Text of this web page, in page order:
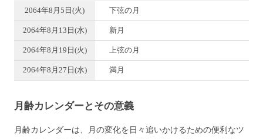
2064年8月5日(火) 下弦の月
2064年8月13日(水) 新月
2064年8月19日(火) 上弦の月
2064年8月27日(水) 満月
月齢カレンダーとその意義
月齢カレンダーは、月の変化を日々追いかけるための便利なツ